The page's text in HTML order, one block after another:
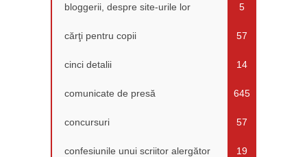
bloggerii, despre site-urile lor 5
cărţi pentru copii 57
cinci detalii 14
comunicate de presă 645
concursuri 57
confesiunile unui scriitor alergător 19